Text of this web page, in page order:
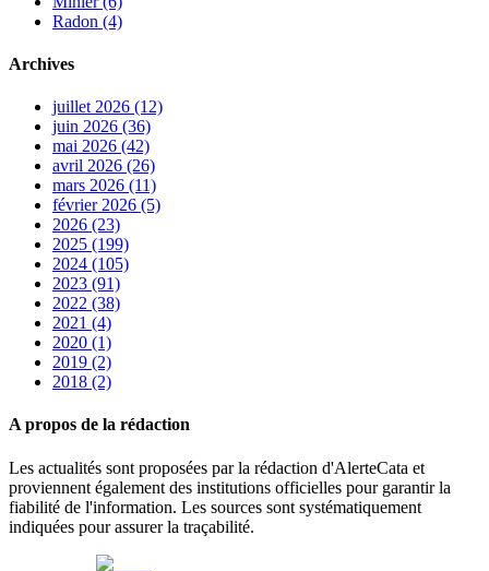
Radon (4)
Archives
juillet 2026 (12)
juin 2026 (36)
mai 2026 (42)
avril 2026 (26)
mars 2026 (11)
février 2026 (5)
2026 (23)
2025 (199)
2024 (105)
2023 (91)
2022 (38)
2021 (4)
2020 (1)
2019 (2)
2018 (2)
A propos de la rédaction
Les actualités sont proposées par la rédaction d'AlerteCata et
proviennent également des institutions officielles pour garantir la
fiabilité de l'information. Les sources sont systématiquement
indiquées pour assurer la traçabilité.